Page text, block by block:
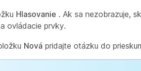
Hlasovanie . Ak sa nezobrazuje,
ovládacie prvky.
Nová pridajte otázku do